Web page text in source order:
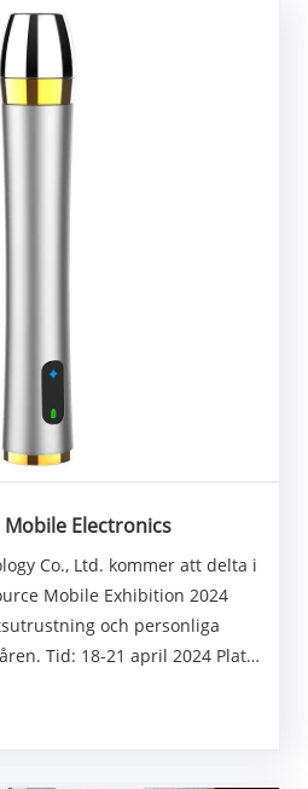
Electronics
Co., Ltd. kommer att delta i
Mobile Exhibition 2024
och personliga
Tid: 18-21 april 2024 Plats: